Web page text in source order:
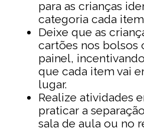
para as crianças
categoria cada
Deixe que as
cartões nos bolsos
painel,
que cada item vai
lugar.
Realize atividades
praticar a
sala de aula ou no